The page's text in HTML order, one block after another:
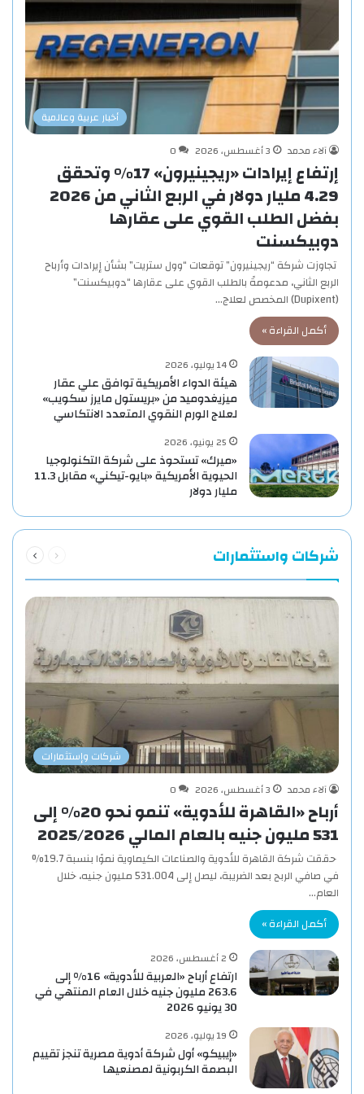
أخبار عربية وعالمية
آلاء محمد
3 أغسطس، 2026 0
إرتفاع إيرادات «ريجينيرون» 17% وتحقق
4.29 مليار دولار في الربع الثاني من 2026
بفضل الطلب القوي على عقارها
دوبيكسنت
تجاوزت شركة “ريجينيرون” توقعات “وول ستريت” بشأن إيرادات وأرباح
الربع الثاني، مدعومةً بالطلب القوي على عقارها “دوبيكسنت”
(Dupixent) المخصص لعلاج…
أكمل القراءة »
14 يوليو، 2026
هيئة الدواء الأمريكية توافق علي عقار
ميزيغدوميد من «بريستول مايرز سكويب»
لعلاج الورم النقوي المتعدد الانتكاسي
25 يونيو، 2026
«ميرك» تستحوذ على شركة التكنولوجيا
الحيوية الأمريكية «بايو-تيكني» مقابل 11.3
مليار دولار
شركات واستثمارات الصفحةالصفحة
شركات وإستثمارات
آلاء محمد
3 أغسطس، 2026 0
أرباح «القاهرة للأدوية» تنمو نحو 20% إلى
531 مليون جنيه بالعام المالي 2025/2026
حققت شركة القاهرة للأدوية والصناعات الكيماوية نموًا بنسبة 19.7%
في صافي الربح بعد الضريبة، ليصل إلى 531.004 مليون جنيه، خلال
العام…
أكمل القراءة »
2 أغسطس، 2026
ارتفاع أرباح «العربية للأدوية» 16% إلى
263.6 مليون جنيه خلال العام المنتهي في
30 يونيو 2026
19 يوليو، 2026
«إيبيكو» أول شركة أدوية مصرية تنجز تقييم
البصمة الكربونية لمصنعيها